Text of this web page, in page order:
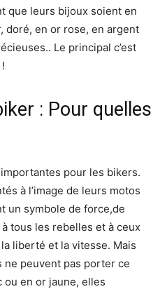
que leurs bijoux soient en
doré, en or rose, en argent
Le principal c’est
: Pour quelles
pour les bikers.
à l’image de leurs motos
un symbole de force,de
tous les rebelles et à ceux
liberté et la vitesse. Mais
ne peuvent pas porter ce
ou en or jaune, elles